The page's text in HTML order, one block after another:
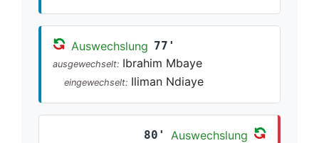
Auswechslung 77'
ausgewechselt: Ibrahim Mbaye
eingewechselt: Iliman Ndiaye
80' Auswechslung